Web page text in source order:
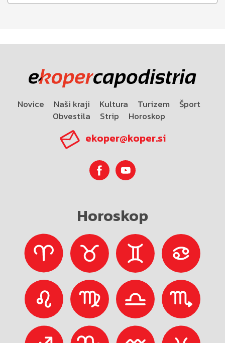
Novice Naši kraji Kultura Turizem
Šport
Obvestila
Strip Horoskop
ekoper@koper.si
Horoskop